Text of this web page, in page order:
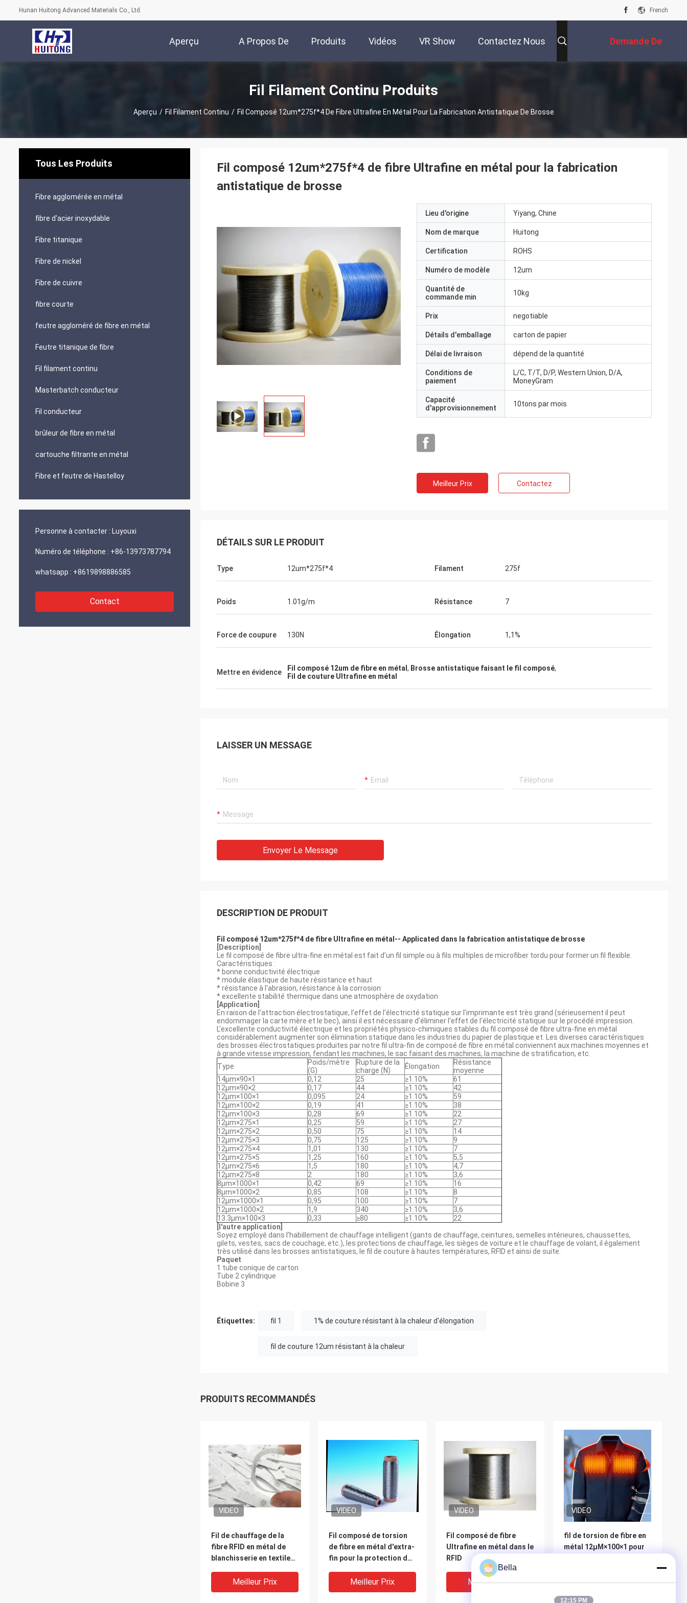
Hunan Huitong Advanced Materials Co., Ltd. French
Aperçu A Propos De
Nous
Produits Vidéos VR Show Contactez Nous Demande De
Soumission
Fil Filament Continu Produits
Aperçu / Fil Filament Continu / Fil Composé 12um*275f*4 De Fibre Ultrafine En Métal Pour La Fabrication Antistatique De Brosse
Tous Les Produits
Fibre agglomérée en métal
fibre d'acier inoxydable
Fibre titanique
Fibre de nickel
Fibre de cuivre
fibre courte
feutre aggloméré de fibre en métal
Feutre titanique de fibre
Fil filament continu
Masterbatch conducteur
Fil conducteur
brûleur de fibre en métal
cartouche filtrante en métal
Fibre et feutre de Hastelloy
Personne à contacter : Luyouxi
Numéro de téléphone : +86-13973787794
whatsapp : +8619898886585
Contact
Fil composé 12um*275f*4 de fibre Ultrafine en métal pour la fabrication
antistatique de brosse
Lieu d'origine Yiyang, Chine
Nom de marque Huitong
Certification ROHS
Numéro de modèle 12um
Quantité de
commande min
10kg
Prix negotiable
Détails d'emballage carton de papier
Délai de livraison dépend de la quantité
Conditions de
paiement
L/C, T/T, D/P, Western Union, D/A,
MoneyGram
Capacité
d'approvisionnement
10tons par mois
Meilleur Prix Contactez
DÉTAILS SUR LE PRODUIT
Type 12um*275f*4 Filament 275f
Poids 1.01g/m Résistance 7
Force de coupure 130N Élongation 1,1%
Mettre en évidence Fil composé 12um de fibre en métal , Brosse antistatique faisant le fil composé,
Fil de couture Ultrafine en métal
LAISSER UN MESSAGE
Envoyer Le Message
DESCRIPTION DE PRODUIT
Fil composé 12um*275f*4 de fibre Ultrafine en métal-- Applicated dans la fabrication antistatique de brosse
[Description]
Le fil composé de fibre ultra-fine en métal est fait d'un fil simple ou à fils multiples de microfiber tordu pour former un fil flexible.
Caractéristiques :
* bonne conductivité électrique
* module élastique de haute résistance et haut
* résistance à l'abrasion, résistance à la corrosion
* excellente stabilité thermique dans une atmosphère de oxydation
[Application]
En raison de l'attraction électrostatique, l'effet de l'électricité statique sur l'imprimante est très grand (sérieusement il peut
endommager la carte mère et le bec), ainsi il est nécessaire d'éliminer l'effet de l'électricité statique sur le procédé impression.
L'excellente conductivité électrique et les propriétés physico-chimiques stables du fil composé de fibre ultra-fine en métal
considérablement augmenter son élimination statique dans les industries du papier de plastique et. Les diverses caractéristiques
des brosses électrostatiques produites par notre fil ultra-fin de composé de fibre en métal conviennent aux machines moyennes et
à grande vitesse impression, fendant les machines, le sac faisant des machines, la machine de stratification, etc.
Type
Poids/mètre
(G)
Rupture de la
charge (N)
Élongation
Résistance
moyenne
14μm×90×1
0,12 25 ≥1.10%
61
12μm×90×2
0,17 44 ≥1.10%
42
12μm×100×1
0,095 24 ≥1.10%
59
12μm×100×2
0,19 41 ≥1.10%
38
12μm×100×3
0,28 69 ≥1.10%
22
12μm×275×1
0,25 59 ≥1.10%
27
12μm×275×2
0,50 75 ≥1.10%
14
12μm×275×3
0,75 125 ≥1.10%
9
12μm×275×4
1,01 130 ≥1.10%
7
12μm×275×5
1,25 160 ≥1.10%
5,5
12μm×275×6
1,5 180 ≥1.10%
4,7
12μm×275×8
2 180 ≥1.10%
3,6
8μm×1000×1
0,42 69 ≥1.10%
16
8μm×1000×2
0,85 108 ≥1.10%
8
12μm×1000×1
0,95 100 ≥1.10%
7
12μm×1000×2
1,9 340 ≥1.10%
3,6
13.3μm×100×3
0,33 ≥80 ≥1.10%
22
[l'autre application]
Soyez employé dans l'habillement de chauffage intelligent (gants de chauffage, ceintures, semelles intérieures, chaussettes,
gilets, vestes, sacs de couchage, etc.), les protections de chauffage, les sièges de voiture et le chauffage de volant, il également
très utilisé dans les brosses antistatiques, le fil de couture à hautes températures, RFID et ainsi de suite.
Paquet
1 tube conique de carton
Tube 2 cylindrique
Bobine 3
Étiquettes: fil 1 1% de couture résistant à la chaleur d'élongation
fil de couture 12um résistant à la chaleur
PRODUITS RECOMMANDÉS
VIDEO
Fil de chauffage de la
fibre RFID en métal de
blanchisserie en textile
Meilleur Prix
VIDEO
Fil composé de torsion
de fibre en métal d'extra-
fin pour la protection de
Meilleur Prix
VIDEO
Fil composé de fibre
Ultrafine en métal dans le
RFID
Meilleur Prix
VIDEO
fil de torsion de fibre en
métal 12μM×100×1 pour
Meilleur Prix
Bella
12:15 PM